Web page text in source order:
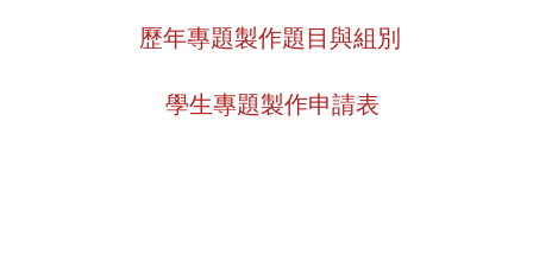
歷年專題製作題目與組別
學生專題製作申請表